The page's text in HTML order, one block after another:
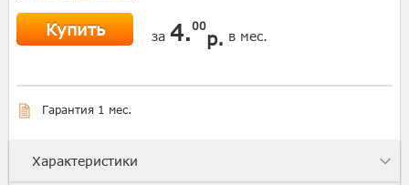
Купить за 4.00
р. в мес.
Гарантия 1 мес.
Характеристики